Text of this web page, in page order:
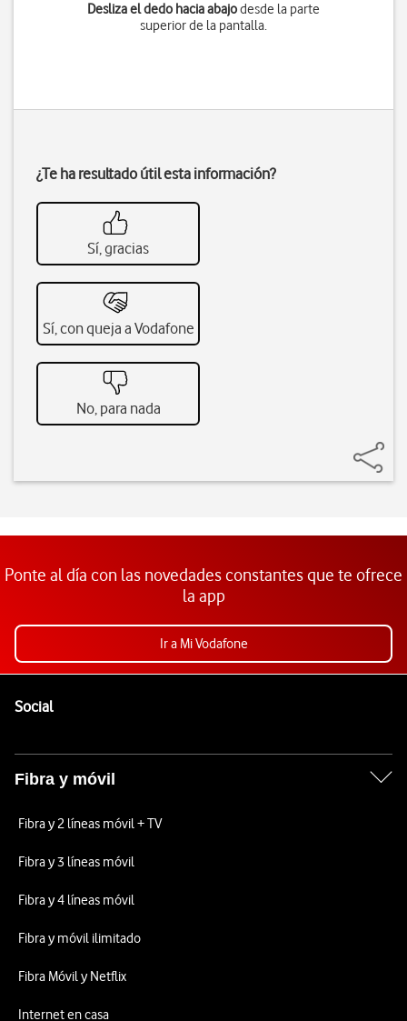
Desliza el dedo hacia abajodesde la parte
superior de la pantalla.
¿Te ha resultado útil esta información?
Sí, gracias
Sí, con queja a Vodafone
No, para nada
Ponte al día con las novedades constantes que te ofrece
la app
Ir a Mi Vodafone
SocialEnlaces a las redes sociales de Vodafone
Fibra y móvil
Fibra y 2 líneas móvil + TV
Fibra y 3 líneas móvil
Fibra y 4 líneas móvil
Fibra y móvil ilimitado
Fibra Móvil y Netflix
Internet en casa